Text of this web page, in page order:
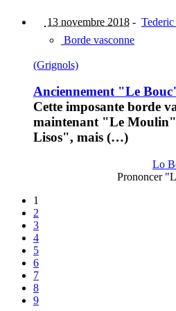
13 novembre 2018 -
Borde vasconne
(Grignols)
Anciennement "Le
Cette imposante borde
maintenant "Le
Lisos", mais (…)
Lo
Prononcer
1
2
3
4
5
6
7
8
9